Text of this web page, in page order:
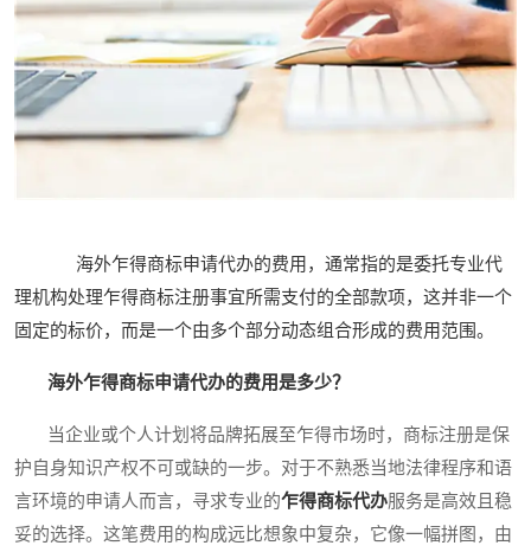
海外乍得商标申请代办的费用，通常指的是委托专业代
理机构处理乍得商标注册事宜所需支付的全部款项，这并非一个
固定的标价，而是一个由多个部分动态组合形成的费用范围。
海外乍得商标申请代办的费用是多少？
当企业或个人计划将品牌拓展至乍得市场时，商标注册是保
护自身知识产权不可或缺的一步。对于不熟悉当地法律程序和语
言环境的申请人而言，寻求专业的乍得商标代办服务是高效且稳
妥的选择。这笔费用的构成远比想象中复杂，它像一幅拼图，由